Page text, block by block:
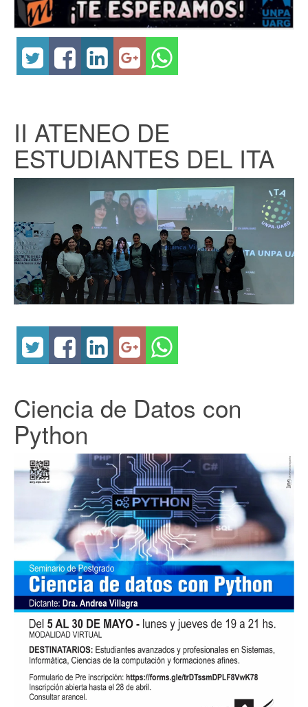
II ATENEO DE
ESTUDIANTES DEL ITA
Ciencia de Datos con
Python